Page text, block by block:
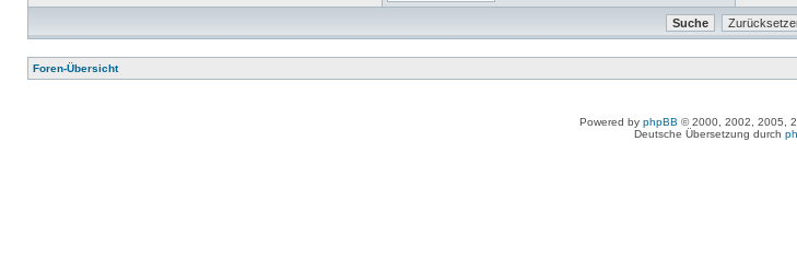
Foren-Übersicht
Powered by phpBB © 2000, 2002, 2005,
Deutsche Übersetzung durch